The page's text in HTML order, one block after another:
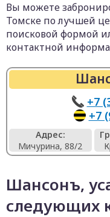
Вы можете
Томске по лучшей
поисковой формой
контактной
+7
+7
Адрес:
Мичурина, 88/2
Шансонъ,
следующих